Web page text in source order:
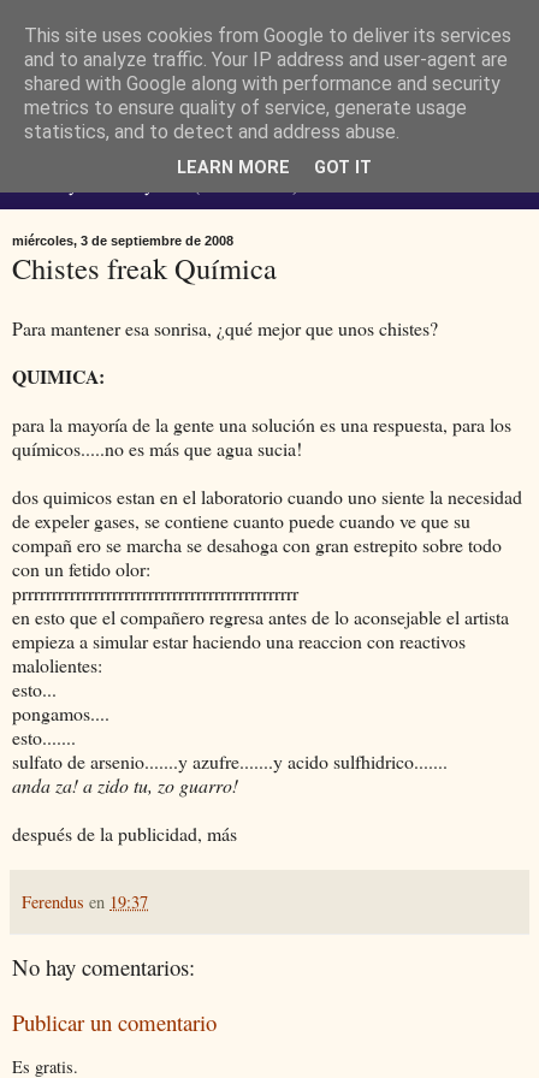
Ferendus K. Resimler -
personal
miércoles, 3 de septiembre de 2008
Chistes freak Química
Para mantener esa sonrisa, ¿qué mejor que unos chistes?
QUIMICA:
para la mayoría de la gente una solución es una respuesta, para los
químicos.....no es más que agua sucia!
dos quimicos estan en el laboratorio cuando uno siente la necesidad
de expeler gases, se contiene cuanto puede cuando ve que su
compañ ero se marcha se desahoga con gran estrepito sobre todo
con un fetido olor:
prrrrrrrrrrrrrrrrrrrrrrrrrrrrrrrrrrrrrrrrrrrrrr
en esto que el compañero regresa antes de lo aconsejable el artista
empieza a simular estar haciendo una reaccion con reactivos
malolientes:
esto...
pongamos....
esto.......
sulfato de arsenio.......y azufre.......y acido sulfhidrico.......
anda za! a zido tu, zo guarro!
después de la publicidad, más
Ferendus en 19:37
No hay comentarios:
Publicar un comentario
Es gratis.
This site uses cookies from Google to deliver its services
and to analyze traffic. Your IP address and user-agent are
shared with Google along with performance and security
metrics to ensure quality of service, generate usage
statistics, and to detect and address abuse.
LEARN MORE GOT IT